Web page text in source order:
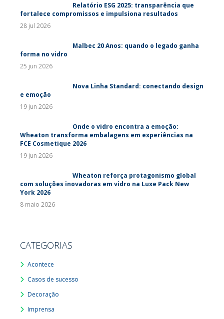
Relatório ESG 2025: transparência que
fortalece compromissos e impulsiona resultados
28 jul 2026
Malbec 20 Anos: quando o legado ganha
forma no vidro
25 jun 2026
Nova Linha Standard: conectando design
e emoção
19 jun 2026
Onde o vidro encontra a emoção:
Wheaton transforma embalagens em experiências na
FCE Cosmetique 2026
19 jun 2026
Wheaton reforça protagonismo global
com soluções inovadoras em vidro na Luxe Pack New
York 2026
8 maio 2026
CATEGORIAS
Acontece
Casos de sucesso
Decoração
Imprensa